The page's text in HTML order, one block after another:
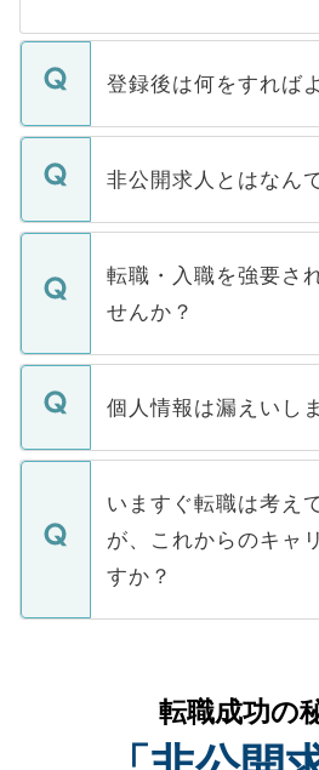
登録後は何をすれば
ご登録いただきました
登録内容を確認し、そ
ます。通常、5営業日
いただきますので、し
い。
非公開求人とはなん
マイナビDOCTORで取
うち約3割は、Webサ
けない「非公開求人」
下記の理由によって、
ません。
■応募殺到を避けるた
関を公にしてしまうと
に、医療機関が求める
みを人材紹介会社に依
ています。
転職・入職を強要さ
せんか？
転職・入職を強要する
ん。また、仮に応募先
定を承諾する必要はあ
の辞退の連絡はキャリ
ますので、ご安心くだ
個人情報は漏えいし
個人情報が漏えいする
で、ご安心ください。
などで収集したご登録
ご本人のキャリアアッ
支援を目的に使用いた
ているすべての個人デ
は、個人情報の取り扱
管理基準を満たした事
いますぐ転職は考え
が、これからのキャ
すか？
かがいして、現在の医
経験をまじえながら、
させていただきます。
転職成功の